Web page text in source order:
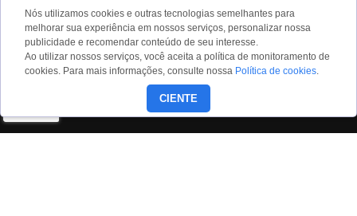
Av. Eng. Caetano Álvares, 55 - 5º andar
Limão, São Paulo, 02598-900
Contato:
estadaoconteudo@estadao.com
(11)99350-0439
Nós utilizamos cookies e outras tecnologias semelhantes para
melhorar sua experiência em nossos serviços, personalizar nossa
publicidade e recomendar conteúdo de seu interesse.
Ao utilizar nossos serviços, você aceita a política de monitoramento de
cookies. Para mais informações, consulte nossa Política de cookies.
CIENTE